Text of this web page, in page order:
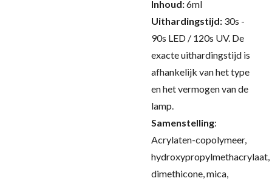
Inhoud:6ml
Uithardingstijd: 30s -
90s LED / 120s UV. De
exacte uithardingstijd is
afhankelijk van het type
en het vermogen van de
lamp.
Samenstelling:
Acrylaten-copolymeer,
hydroxypropylmethacrylaat,
dimethicone, mica,